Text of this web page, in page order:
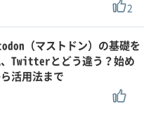
2
（マストドン）の基礎を
Twitterとどう違う？始め
活用法まで